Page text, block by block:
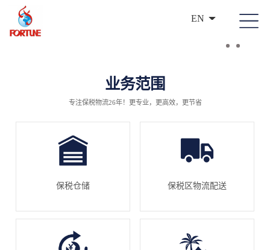
EN
业务范围
专注保税物流26年！更专业，更高效，更节省
保税仓储 保税区物流配送